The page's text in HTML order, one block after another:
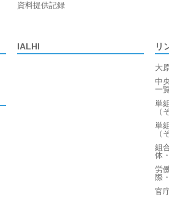
資料提供記録
IALHI リ
大
中
一
単
（
単
（
組
体
労
際
官